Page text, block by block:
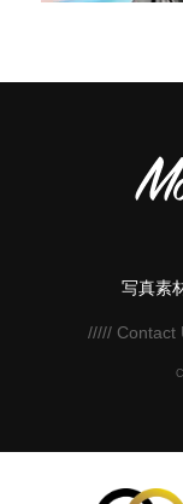
写真素
///// Contact